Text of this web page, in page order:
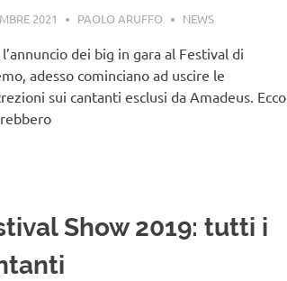
2021 PAOLO ARUFFO NEWS
dei big in gara al Festival di
adesso cominciano ad uscire le
sui cantanti esclusi da Amadeus. Ecco
Show 2019: tutti i